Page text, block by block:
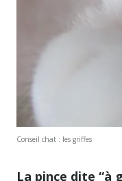
Conseil chat : les griffes
La pince dite “à